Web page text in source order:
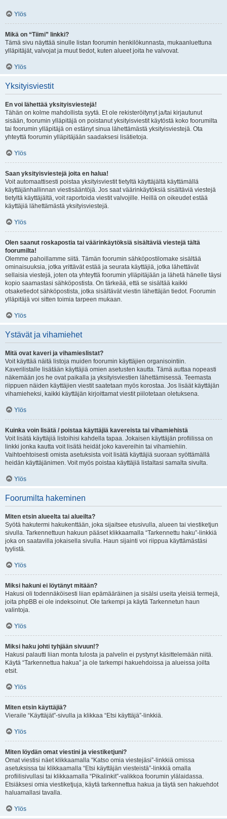
Ylös
Mikä on “Tiimi” linkki?
Tämä sivu näyttää sinulle listan foorumin henkilökunnasta, mukaanluettuna
ylläpitäjät, valvojat ja muut tiedot, kuten alueet joita he valvovat.
Ylös
Yksityisviestit
En voi lähettää yksityisviestejä!
Tähän on kolme mahdollista syytä. Et ole rekisteröitynyt ja/tai kirjautunut
sisään, foorumin ylläpitäjä on poistanut yksityisviestit käytöstä koko foorumilta
tai foorumin ylläpitäjä on estänyt sinua lähettämästä yksityisviestejä. Ota
yhteyttä foorumin ylläpitäjään saadaksesi lisätietoja.
Ylös
Saan yksityisviestejä joita en halua!
Voit automaattisesti poistaa yksityisviestit tietyltä käyttäjältä käyttämällä
käyttäjänhallinnan viestisääntöjä. Jos saat väärinkäytöksiä sisältäviä viestejä
tietyltä käyttäjältä, voit raportoida viestit valvojille. Heillä on oikeudet estää
käyttäjiä lähettämästä yksityisviestejä.
Ylös
Olen saanut roskapostia tai väärinkäytöksiä sisältäviä viestejä tältä
foorumilta!
Olemme pahoillamme siitä. Tämän foorumin sähköpostilomake sisältää
ominaisuuksia, jotka yrittävät estää ja seurata käyttäjiä, jotka lähettävät
sellaisia viestejä, joten ota yhteyttä foorumin ylläpitäjään ja lähetä hänelle täysi
kopio saamastasi sähköpostista. On tärkeää, että se sisältää kaikki
otsaketiedot sähköpostista, jotka sisältävät viestin lähettäjän tiedot. Foorumin
ylläpitäjä voi sitten toimia tarpeen mukaan.
Ylös
Ystävät ja vihamiehet
Mitä ovat kaveri ja vihamieslistat?
Voit käyttää näitä listoja muiden foorumin käyttäjien organisointiin.
Kaverilistalle lisätään käyttäjiä omien asetusten kautta. Tämä auttaa nopeasti
näkemään jos he ovat paikalla ja yksityisviestien lähettämisessä. Teemasta
riippuen näiden käyttäjien viestit saatetaan myös korostaa. Jos lisäät käyttäjän
vihamieheksi, kaikki käyttäjän kirjoittamat viestit piilotetaan oletuksena.
Ylös
Kuinka voin lisätä / poistaa käyttäjiä kavereista tai vihamiehistä
Voit lisätä käyttäjiä listoihisi kahdella tapaa. Jokaisen käyttäjän profiilissa on
linkki jonka kautta voit lisätä heidät joko kavereihin tai vihamiehiin.
Vaihtoehtoisesti omista asetuksista voit lisätä käyttäjiä suoraan syöttämällä
heidän käyttäjänimen. Voit myös poistaa käyttäjiä listaltasi samalta sivulta.
Ylös
Foorumilta hakeminen
Miten etsin alueelta tai alueilta?
Syötä hakutermi hakukenttään, joka sijaitsee etusivulla, alueen tai viestiketjun
sivulla. Tarkennettuun hakuun pääset klikkaamalla “Tarkennettu haku”-linkkiä
joka on saatavilla jokaisella sivulla. Haun sijainti voi riippua käyttämästäsi
tyylistä.
Ylös
Miksi hakuni ei löytänyt mitään?
Hakusi oli todennäköisesti liian epämääräinen ja sisälsi useita yleisiä termejä,
joita phpBB ei ole indeksoinut. Ole tarkempi ja käytä Tarkennetun haun
valintoja.
Ylös
Miksi haku johti tyhjään sivuun!?
Hakusi palautti liian monta tulosta ja palvelin ei pystynyt käsittelemään niitä.
Käytä “Tarkennettua hakua” ja ole tarkempi hakuehdoissa ja alueissa joilta
etsit.
Ylös
Miten etsin käyttäjiä?
Vieraile “Käyttäjät”-sivulla ja klikkaa “Etsi käyttäjä”-linkkiä.
Ylös
Miten löydän omat viestini ja viestiketjuni?
Omat viestisi näet klikkaamalla “Katso omia viestejäsi”-linkkiä omissa
asetuksissa tai klikkaamalla “Etsi käyttäjän viesteistä”-linkkiä omalla
profiilisivullasi tai klikkaamalla “Pikalinkit”-valikkoa foorumin ylälaidassa.
Etsiäksesi omia viestiketjuja, käytä tarkennettua hakua ja täytä sen hakuehdot
haluamallasi tavalla.
Ylös